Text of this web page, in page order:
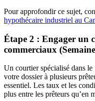
Pour approfondir ce sujet,
hypothécaire industriel au
Étape 2 : Engager un
commerciaux
Un courtier spécialisé dans
votre dossier à plusieurs
essentiel. Les taux et les
plus entre les prêteurs qu’en